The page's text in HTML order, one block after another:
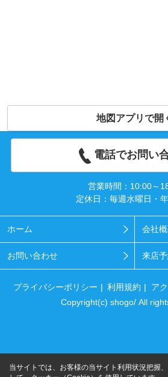
地図アプリで開
電話でお問い
営業時間：10:00～
定休日：毎週水曜日・
ホーム 会社
お問い合わせ 来店
プライバシーポリシー 利用規約 ア
Copyright(c) shogo/ All
当サイトでは、お客様の当サイト利用状況把握